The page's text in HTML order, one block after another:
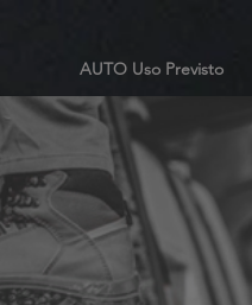
AUTO Uso Previsto